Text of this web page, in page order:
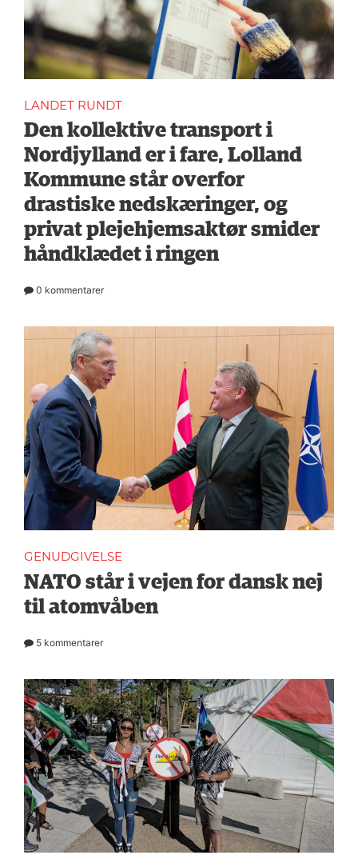
LANDET RUNDT
Den kollektive transport i
Nordjylland er i fare, Lolland
Kommune står overfor
drastiske nedskæringer, og
privat plejehjemsaktør smider
håndklædet i ringen
0 kommentarer
GENUDGIVELSE
NATO står i vejen for dansk nej
til atomvåben
5 kommentarer